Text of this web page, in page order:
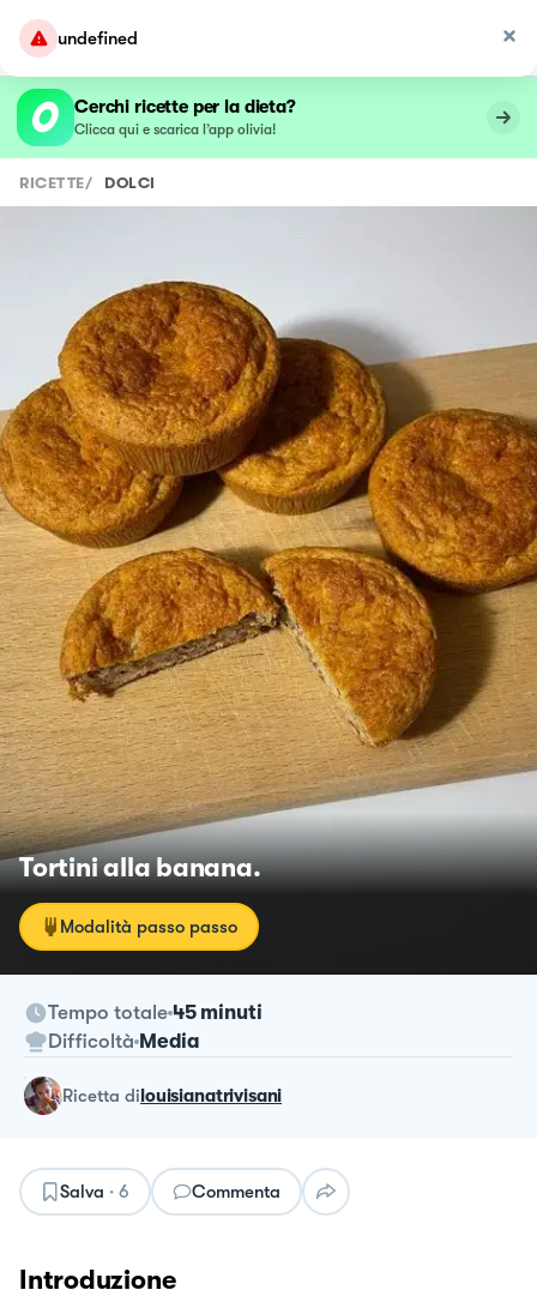
undefined
Cerchi ricette per la dieta?
Clicca qui e scarica l’app olivia!
RICETTE/ DOLCI
Tortini alla banana.
Modalità passo passo
Tempo totale 45 minuti
Difficoltà Media
ricetta dilouisianatrivisani
Salva · 6 Commenta
Introduzione